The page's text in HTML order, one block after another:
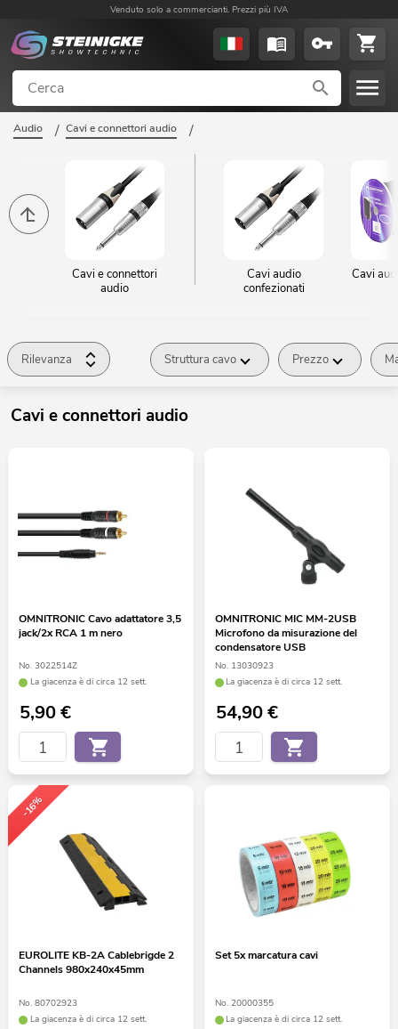
Venduto solo a commercianti. Prezzi più IVA
Audio / Cavi e connettori audio /
Cavi e connettori
audio
Cavi audio
confezionati
Cavi
Rilevanza Struttura cavo Prezzo
Cavi e connettori audio
OMNITRONIC Cavo adattatore 3,5
jack/2x RCA 1 m nero
No. 3022514Z
La giacenza è di circa 12 sett.
5,90€
OMNITRONIC MIC MM-2USB
Microfono da misurazione del
condensatore USB
No. 13030923
La giacenza è di circa 12 sett.
54,90€
-16%
EUROLITE KB-2A Cablebrigde 2
Channels 980x240x45mm
No. 80702923
La giacenza è di circa 12 sett.
Set 5x marcatura cavi
No. 20000355
La giacenza è di circa 12 sett.